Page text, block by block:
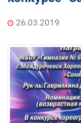
26.03.2019